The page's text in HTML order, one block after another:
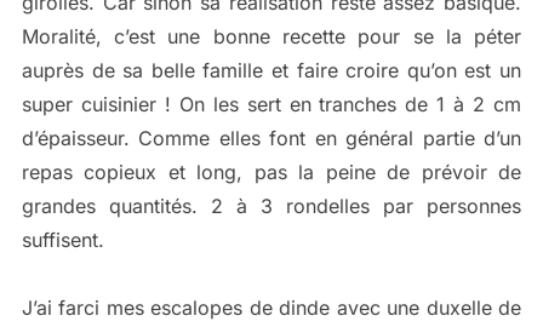
Moralité, c’est une bonne recette pour se la péter
auprès de sa belle famille et faire croire qu’on est un
super cuisinier ! On les sert en tranches de 1 à 2 cm
d’épaisseur. Comme elles font en général partie d’un
repas copieux et long, pas la peine de prévoir de
grandes quantités. 2 à 3 rondelles par personnes
suffisent.
J’ai farci mes escalopes de dinde avec une duxelle de